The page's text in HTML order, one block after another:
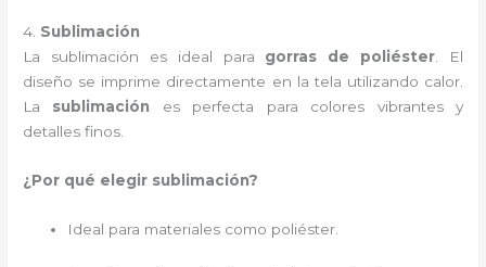
4. Sublimación
La sublimación es ideal para gorras de poliéster . El
diseño se imprime directamente en la tela utilizando calor.
La sublimación es perfecta para colores vibrantes y
detalles finos.
¿Por qué elegir sublimación?
Ideal para materiales como poliéster.